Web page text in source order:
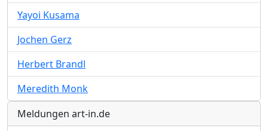
Yayoi Kusama
Jochen Gerz
Herbert Brandl
Meredith Monk
Meldungen art-in.de